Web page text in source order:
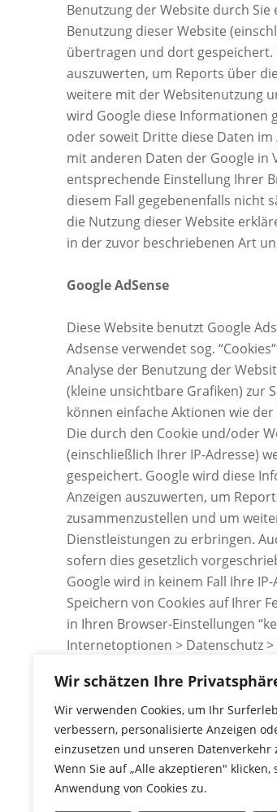
Wir schätzen Ihre
Wir verwenden Cookies, um Ihr
verbessern, personalisierte Anzeigen
einzusetzen und unseren Datenverkehr
Wenn Sie auf „Alle akzeptieren" klicken,
Anwendung von Cookies zu.
Benutzung der Website durch
Benutzung dieser Website
übertragen und dort
auszuwerten, um Reports über
weitere mit der Websitenutzung
wird Google diese Informationen
oder soweit Dritte diese Daten
mit anderen Daten der Google in
entsprechende Einstellung Ihrer
diesem Fall gegebenenfalls nicht
die Nutzung dieser Website
in der zuvor beschriebenen Art
Google AdSense
Diese Website benutzt Google
Adsense verwendet sog.
Analyse der Benutzung der
(kleine unsichtbare Grafiken) zur
können einfache Aktionen wie
Die durch den Cookie und/oder
(einschließlich Ihrer IP-Adresse)
gespeichert. Google wird diese
Anzeigen auszuwerten, um
zusammenzustellen und um
Dienstleistungen zu erbringen.
sofern dies gesetzlich
Google wird in keinem Fall Ihre
Speichern von Cookies auf Ihrer
in Ihren Browser-Einstellungen
Internetoptionen > Datenschutz >
Cookies“); wir weisen Sie
dieser Website voll umfänglich
Bearbeitung der über Sie
dem zuvor benannten Zweck